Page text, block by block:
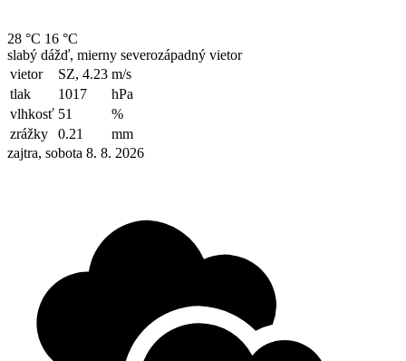
28 °C 16 °C
slabý dážď, mierny severozápadný vietor
vietor
SZ, 4.23 m/s
tlak
1017
hPa
vlhkosť 51
%
zrážky
0.21
mm
zajtra, sobota 8. 8. 2026